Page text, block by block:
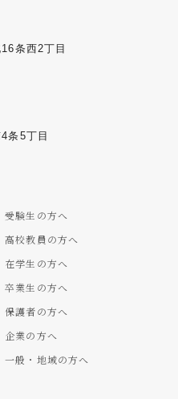
条西2丁目
条5丁目
受験生の方へ
高校教員の方へ
在学生の方へ
卒業生の方へ
保護者の方へ
企業の方へ
一般・地域の方へ